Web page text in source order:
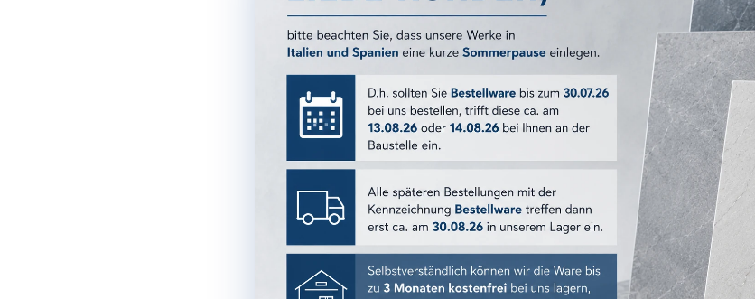
Farbe: Bowtie Pastel
Farbgruppe: weiß
Oberfläche:
Optik:
Material: Feinsteinzeug
Stärke: 8,3 mm
TECHNISCHE EIGENSCHAFTEN